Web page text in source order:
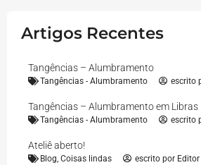
Artigos Recentes
Tangências – Alumbramento
Tangências - Alumbramento escrito
Tangências – Alumbramento em Libras
Tangências - Alumbramento escrito
Ateliê aberto!
Blog, Coisas lindas escrito por Editor